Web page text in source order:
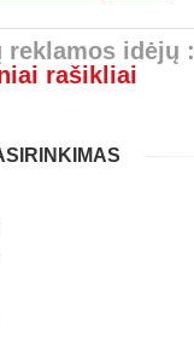
reklamos idėjų :
rašikliai